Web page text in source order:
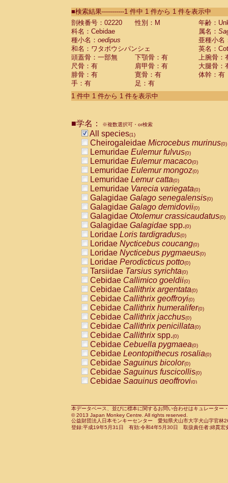
CebidaeSaguinus labiatus(0)
Cebidae Saguinus leucopus (0)
Cebidae
Cebidae
CebidaeSaguinus nigricollis (0)
Cebidae Saguinus oedipus
Cebidae Saguinus weddelli
Cebidae Saguinusspp.
Cebidae Aotus trivirgatus
Cebidae Cebus albifrons
CebidaeCebus nigrivittatus
CebidaeCebus
CebidaeSaimiri boliviensis(0)
CebidaeSaimiri sciureus(0)
AtelidaeAlouatta caraya(0)
AtelidaeAlouatta fusca(0)
AtelidaeAlouatta seniculus
AtelidaeAlouattaspp.(0)
AtelidaeAteles belzebuth(0)
AtelidaeAteles geoffroyi(0)
AtelidaeAteles paniscus(0)
AtelidaeAtelesspp.(0)
Atelidae Lagothrix lagothricha
AtelidaeLagothrix lagothricha cana
PitheciidaeCacajao calvus
PitheciidaeCallicebus cupreus
PitheciidaeCallicebus donacophilus
PitheciidaeCallicebus moloch
PitheciidaeCallicebus torquatus
PitheciidaeCallicebusspp.(0)
PitheciidaeChiropotes satanas(0)
PitheciidaePithecia monachus
PitheciidaePithecia pithecia(0)
CercopithecidaeCercocebus agilis
CercopithecidaeCercocebus
CercopithecidaeCercocebus
CercopithecidaeCercocebus
CercopithecidaeCercocebus
CercopithecidaeCercocebushybrid
CercopithecidaePapio anubis(0)
CercopithecidaePapio cynocephalus
CercopithecidaePapio hamadryas(0)
■検索結果-----------1 件中 1 件から 1 件を表示中
剖検番号：02220
性別：M
年齢：
科名：Cebidae
属名：
種小名： oedipus
亜種小名
和名：ワタボウシパンシェ
英名：
頭蓋骨：一部無
下顎骨：有
上腕骨：
尺骨：有
肩甲骨：有
大腿骨：
腓骨：有
寛骨：有
体幹：有
手：有
足：有
1 件中 1 件から 1 件を表示中
■学名： ※複数選択可・or検索
All species(1)
Cheirogaleidae Microcebus murinus(0)
Lemuridae Eulemur fulvus(0)
Lemuridae Eulemur macaco(0)
Lemuridae Eulemur mongoz(0)
Lemuridae Lemur catta(0)
Lemuridae Varecia variegata(0)
Galagidae Galago senegalensis(0)
Galagidae Galago demidovii(0)
Galagidae Otolemur crassicaudatus(0)
Galagidae Galagidae spp.(0)
Loridae Loris tardigradus(0)
Loridae Nycticebus coucang(0)
Loridae Nycticebus pygmaeus(0)
Loridae Perodicticus potto(0)
Tarsiidae Tarsius syrichta(0)
Cebidae Callimico goeldii(0)
Cebidae Callithrix argentata(0)
Cebidae Callithrix geoffroyi(0)
Cebidae Callithrix humeralifer(0)
Cebidae Callithrix jacchus(0)
Cebidae Callithrix penicillata(0)
Cebidae Callithrixspp.(0)
Cebidae Cebuella pygmaea(0)
Cebidae Leontopithecus rosalia(0)
Cebidae Saguinus bicolor(0)
Cebidae Saguinus fuscicollis(0)
Cebidae Saguinus geoffroyi(0)
CebidaeSaguinus leucopus(0)
CebidaeSaguinus midas(0)
Cebidae Saguinus mystax(0)
本データベース、並びに標本に関するお問い合わせはキュレータ
© 2013 Japan Monkey Centre. All rights reserved.
公益財団法人日本モンキーセンター 愛知県犬山市大字犬山字官
登録:平成19年5月31日 有効:令和4年5月30日 取扱責任者:綿貫宏